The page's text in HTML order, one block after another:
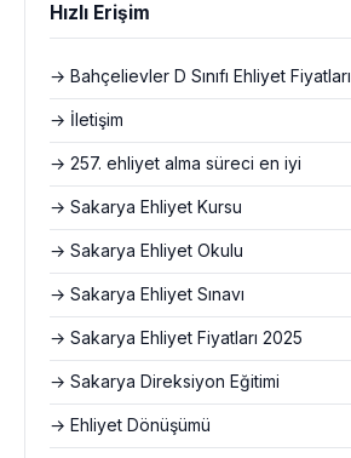
Hızlı Erişim
→ Bahçelievler D Sınıfı Ehliyet Fiyatları
→ İletişim
→ 257. ehliyet alma süreci en iyi
→ Sakarya Ehliyet Kursu
→ Sakarya Ehliyet Okulu
→ Sakarya Ehliyet Sınavı
→ Sakarya Ehliyet Fiyatları 2025
→ Sakarya Direksiyon Eğitimi
→ Ehliyet Dönüşümü